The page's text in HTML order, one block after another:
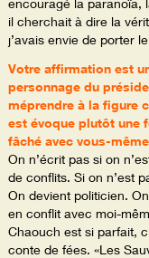
il cherchait à dire la
j’avais envie de porter
Votre affirmation est
personnage du
méprendre à la figure
est évoque plutôt une
fâché avec vous-
On n’écrit pas si on
de conflits. Si on n’est
On devient politicien.
en conflit avec moi-
Chaouch est si parfait,
conte de fées. «Les